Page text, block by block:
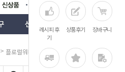
레시피 후
기
상품후기 장바구니
상품 벤트
> 플로럴워터 > 로즈워터